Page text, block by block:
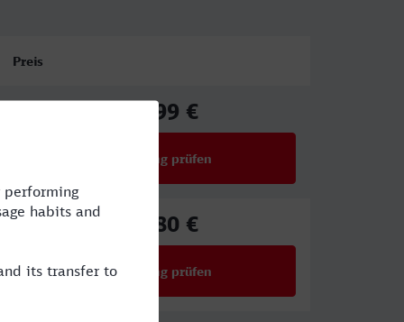
Preis
39,99 €
Verbindung prüfen
63,80 €
Verbindung prüfen